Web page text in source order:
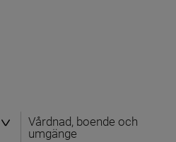
Vårdnad, boende och
umgänge